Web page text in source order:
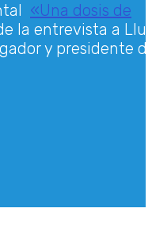
«Una dosis de
la entrevista a
y presidente